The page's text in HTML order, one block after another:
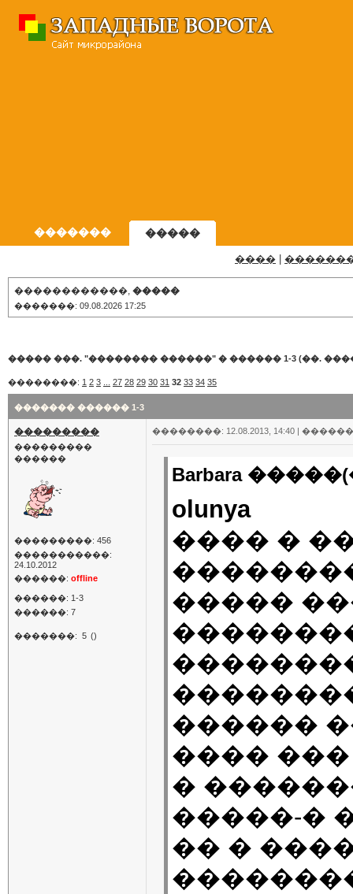
������� �����
����
������������, �����
�������: 09.08.2026 17:25
����� ���. "�������� ������" � ������ 1-3 (��.
��������: 1 2 3 27 28 29 30 31 32 33 34 35
������� ������ 1-3
���������
���������
������
���������: 456
�����������:
24.10.2012
������: offline
������: 1-3
������: 7
�������: 5 ()
��������: 12.08.2013, 14:40 |
Barbara
olunya
���� �
�����
������
����
�
�����-�
�� �